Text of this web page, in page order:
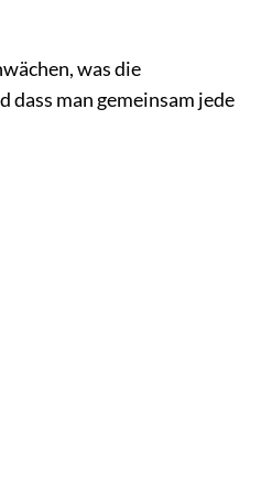
was die
dass man gemeinsam jede